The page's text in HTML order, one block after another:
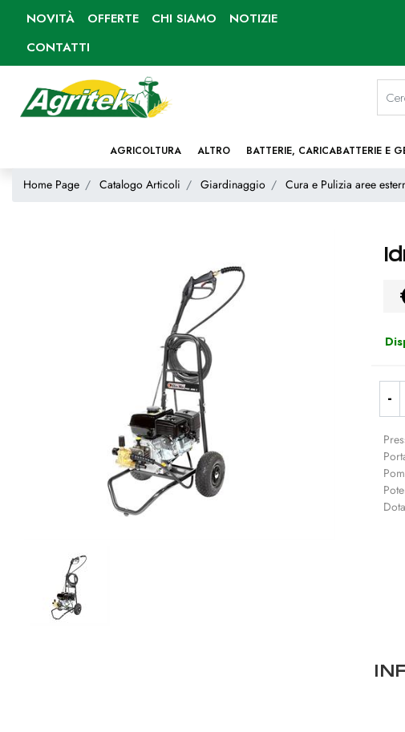
NOVITÀ OFFERTE CHI SIAMO
NOTIZIE
CONTATTI
La
AGRICOLTURA ALTRO BATTERIE, CARICABATTERIE E
Home Page Catalogo Articoli Giardinaggio Cura e Pulizia aree